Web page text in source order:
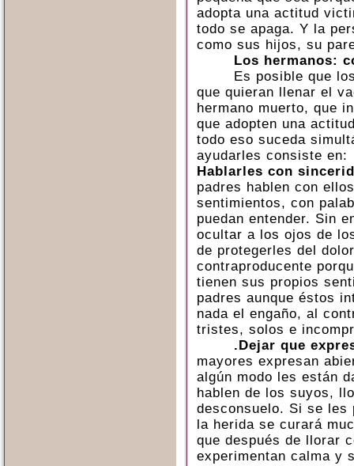
adopta una actitud
todo se apaga. Y la
como sus hijos, su
Los hermanos:
Es posible que
que quieran llenar el
hermano muerto, que
que adopten una
todo eso suceda
ayudarles consiste en:
Hablarles con
padres hablen con
sentimientos, con
puedan entender. Sin
ocultar a los ojos de
de protegerles del
contraproducente
tienen sus propios
padres aunque éstos
nada el engaño, al
tristes, solos e
.Dejar que
mayores expresan
algún modo les están
hablen de los suyos,
desconsuelo. Si se les
la herida se curará
que después de llorar
experimentan calma y